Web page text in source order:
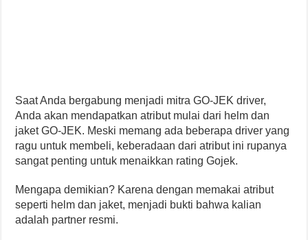
Saat Anda bergabung menjadi mitra GO-JEK driver,
Anda akan mendapatkan atribut mulai dari helm dan
jaket GO-JEK. Meski memang ada beberapa driver yang
ragu untuk membeli, keberadaan dari atribut ini rupanya
sangat penting untuk menaikkan rating Gojek.
Mengapa demikian? Karena dengan memakai atribut
seperti helm dan jaket, menjadi bukti bahwa kalian
adalah partner resmi.